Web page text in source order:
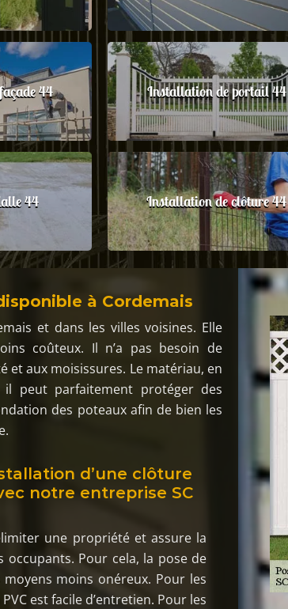
44 Installation de portail 44
44 Installation de clôture 44
à Cordemais
et dans les villes voisines. Elle
coûteux. Il n’a pas besoin de
et aux moisissures. Le matériau, en
il peut parfaitement protéger des
des poteaux afin de bien les
d’une clôture
notre entreprise SC
une propriété et assure la
occupants. Pour cela, la pose de
moins onéreux. Pour les
est facile d’entretien. Pour les